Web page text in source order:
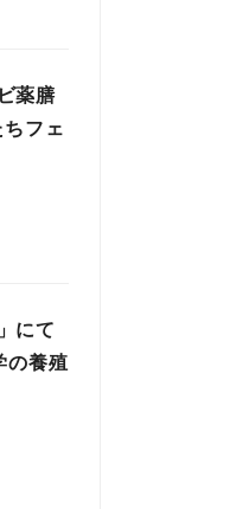
薬膳
フェ
にて
の養殖